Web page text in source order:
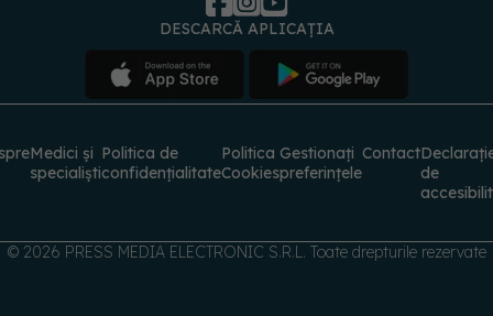
DESCARCĂ APLICAȚIA
Medici și
specialiști
Politica de
confidențialitate
Politica
Cookies
Gestionați
preferințele
Contact
de
© 2026 PRESS MEDIA ELECTRONIC S.R.L. Toate drepturile rezervate